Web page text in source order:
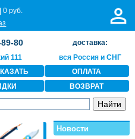
0 руб.
80
111
доставка:
вся Россия и СНГ
ОПЛАТА
ВОЗВРАТ
Новости